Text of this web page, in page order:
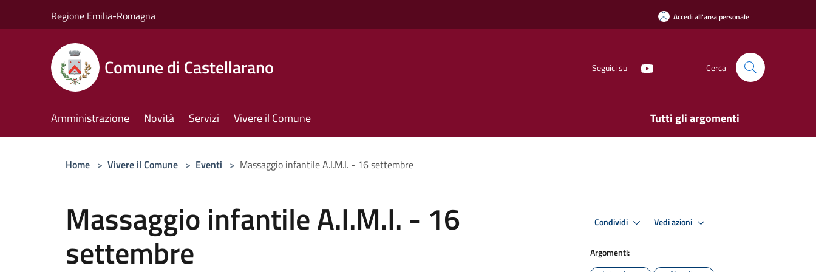
Regione Emilia-Romagna Accedi all'area personale
Comune di Castellarano Seguici su Cerca
Amministrazione Novità Servizi Vivere il Comune Tutti gli argomenti
Home > Vivere il Comune > Eventi > Massaggio infantile A.I.M.I. - 16 settembre
Massaggio infantile A.I.M.I. - 16
settembre
Condividi Vedi azioni
Argomenti: